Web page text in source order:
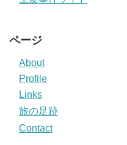
ページ
About
Profile
Links
旅の足跡
Contact